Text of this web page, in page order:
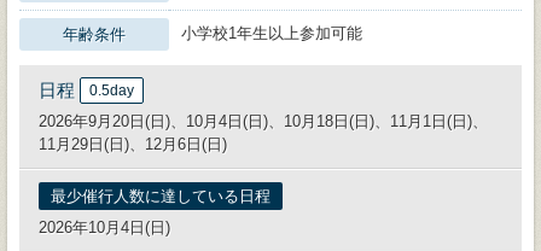
年齢条件 小学校1年生以上参加可能
日程 0.5day
2026年9月20日(日)、10月4日(日)、10月18日(日)、11月1日(日)、
11月29日(日)、12月6日(日)
最少催行人数に達している日程
2026年10月4日(日)